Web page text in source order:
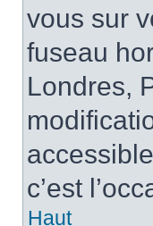
vous sur
fuseau
Londres,
c’est
Haut